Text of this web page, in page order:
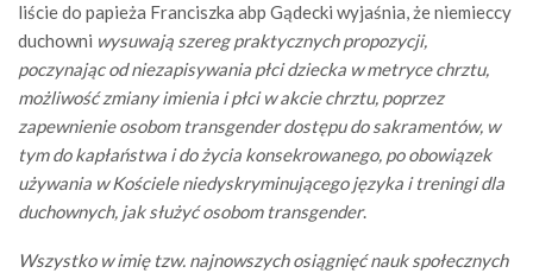
liście do papieża Franciszka abp Gądecki wyjaśnia, że niemieccy
duchowni wysuwają szereg praktycznych propozycji,
poczynając od niezapisywania płci dziecka w metryce chrztu,
możliwość zmiany imienia i płci w akcie chrztu, poprzez
zapewnienie osobom transgender dostępu do sakramentów, w
tym do kapłaństwa i do życia konsekrowanego, po obowiązek
używania w Kościele niedyskryminującego języka i treningi dla
duchownych, jak służyć osobom transgender.
Wszystko w imię tzw. najnowszych osiągnięć nauk społecznych